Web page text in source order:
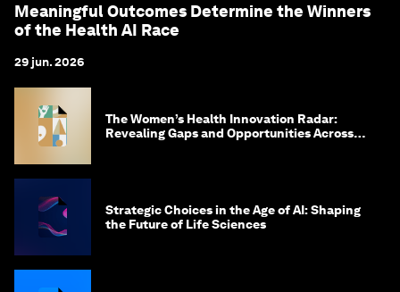
Meaningful Outcomes Determine the Winners
of the Health AI Race
29 jun. 2026
The Women’s Health Innovation Radar:
Revealing Gaps and Opportunities Across
Strategic Choices in the Age of AI: Shaping
the Future of Life Sciences